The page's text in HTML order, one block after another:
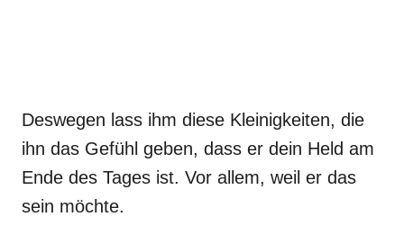
Deswegen lass ihm diese Kleinigkeiten, die
ihn das Gefühl geben, dass er dein Held am
Ende des Tages ist. Vor allem, weil er das
sein möchte.